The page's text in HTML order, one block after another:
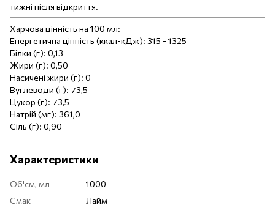
тижні після відкриття.
Харчова цінність на 100 мл:
Енергетична цінність (ккал-кДж): 315 - 1325
Білки (г): 0,13
Жири (г): 0,50
Насичені жири (г): 0
Вуглеводи (г): 73,5
Цукор (г): 73,5
Натрій (мг): 361,0
Сіль (г): 0,90
Характеристики
Об'єм, мл
1000
Смак
Лайм